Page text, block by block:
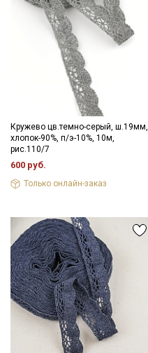
Кружево цв.темно-серый, ш.19мм,
хлопок-90%, п/э-10%, 10м,
рис.110/7
600 руб.
Только онлайн-заказ